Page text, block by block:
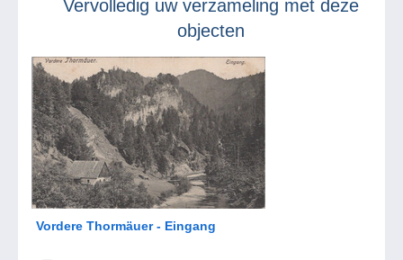
Vervolledig uw verzameling met deze
objecten
Vordere Thormäuer - Eingang